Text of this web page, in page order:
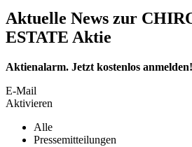
Aktuelle News zur
ESTATE Aktie
Aktienalarm. Jetzt kostenlos anmelden!
E-Mail
Aktivieren
Alle
Pressemitteilungen